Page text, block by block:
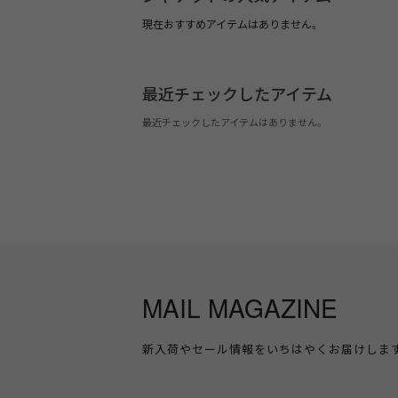
現在おすすめアイテムはありません。
最近チェックしたアイテム
最近チェックしたアイテムはありません。
MAIL MAGAZINE
新入荷やセール情報をいちはやくお届けしま